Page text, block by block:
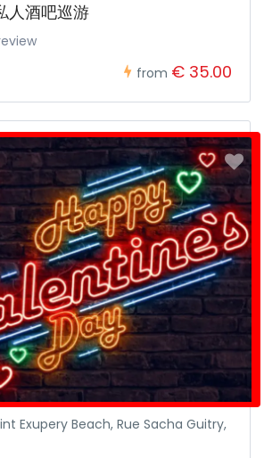
Exupery Beach, Rue Sacha Guitry,
人酒吧巡游
from € 35.00